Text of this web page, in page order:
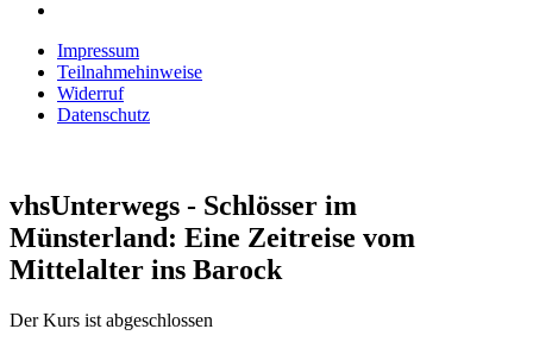
Impressum
Teilnahmehinweise
Widerruf
Datenschutz
vhsUnterwegs - Schlösser im
Münsterland: Eine Zeitreise vom
Mittelalter ins Barock
Der Kurs ist abgeschlossen